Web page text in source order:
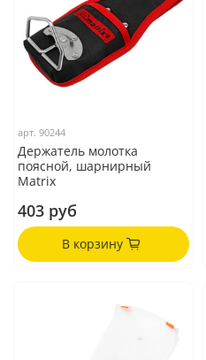
арт.90244
Держатель молотка
поясной, шарнирный
Matrix
403 руб
В корзину